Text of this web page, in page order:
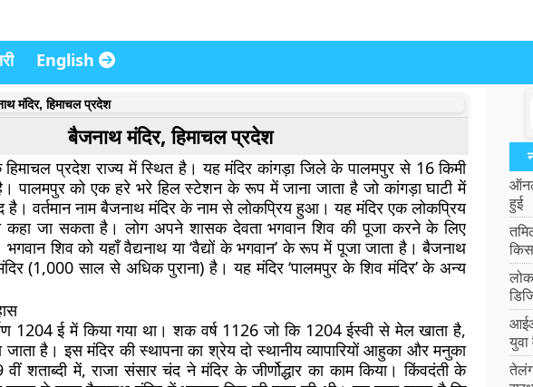
English
मंदिर, हिमाचल प्रदेश
बैजनाथ मंदिर, हिमाचल प्रदेश
प्रदेश राज्य में स्थित है। यह मंदिर कांगड़ा जिले के पालमपुर से 16 किमी
पालमपुर को एक हरे भरे हिल स्टेशन के रूप में जाना जाता है जो कांगड़ा घाटी में
है। वर्तमान नाम बैजनाथ मंदिर के नाम से लोकप्रिय हुआ। यह मंदिर एक लोकप्रिय
कहा जा सकता है। लोग अपने शासक देवता भगवान शिव की पूजा करने के लिए
शिव को यहाँ वैद्यनाथ या ‘वैद्यों के भगवान’ के रूप में पूजा जाता है। बैजनाथ
(1,000 साल से अधिक पुराना) है। यह मंदिर ‘पालमपुर के शिव मंदिर’ के अन्य
1204 ई में किया गया था। शक वर्ष 1126 जो कि 1204 ईस्वी से मेल खाता है,
जाता है। इस मंदिर की स्थापना का श्रेय दो स्थानीय व्यापारियों आहुका और मनुका
शताब्दी में, राजा संसार चंद ने मंदिर के जीर्णोद्धार का काम किया। किंवदंती के
हुई
युवा